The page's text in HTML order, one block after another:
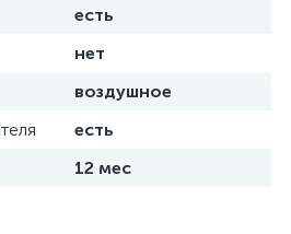
есть
нет
воздушное
есть
12 мес